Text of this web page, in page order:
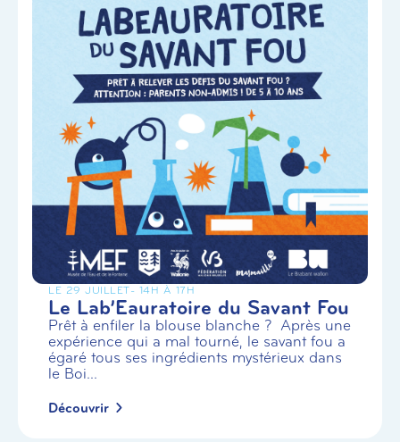
LE 29 JUILLET- 14H À 17H
Le Lab’Eauratoire du Savant Fou
Prêt à enfiler la blouse blanche ? Après une
expérience qui a mal tourné, le savant fou a
égaré tous ses ingrédients mystérieux dans
le Boi...
Découvrir